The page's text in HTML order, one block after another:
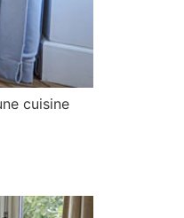
cuisine